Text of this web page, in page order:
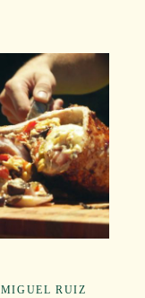
MIGUEL RUIZ